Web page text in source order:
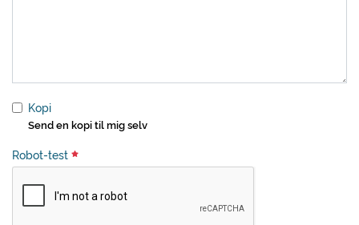
Kopi
Send en kopi til mig selv
Robot-test